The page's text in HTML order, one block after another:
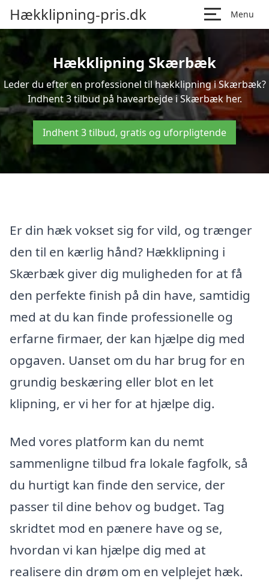
Hækklipning-pris.dk Menu
Hækklipning Skærbæk
Leder du efter en professionel til hækklipning i Skærbæk?
Indhent 3 tilbud på havearbejde i Skærbæk her.
Indhent 3 tilbud, gratis og uforpligtende
Er din hæk vokset sig for vild, og trænger
den til en kærlig hånd? Hækklipning i
Skærbæk giver dig muligheden for at få
den perfekte finish på din have, samtidig
med at du kan finde professionelle og
erfarne firmaer, der kan hjælpe dig med
opgaven. Uanset om du har brug for en
grundig beskæring eller blot en let
klipning, er vi her for at hjælpe dig.
Med vores platform kan du nemt
sammenligne tilbud fra lokale fagfolk, så
du hurtigt kan finde den service, der
passer til dine behov og budget. Tag
skridtet mod en pænere have og se,
hvordan vi kan hjælpe dig med at
realisere din drøm om en velplejet hæk.